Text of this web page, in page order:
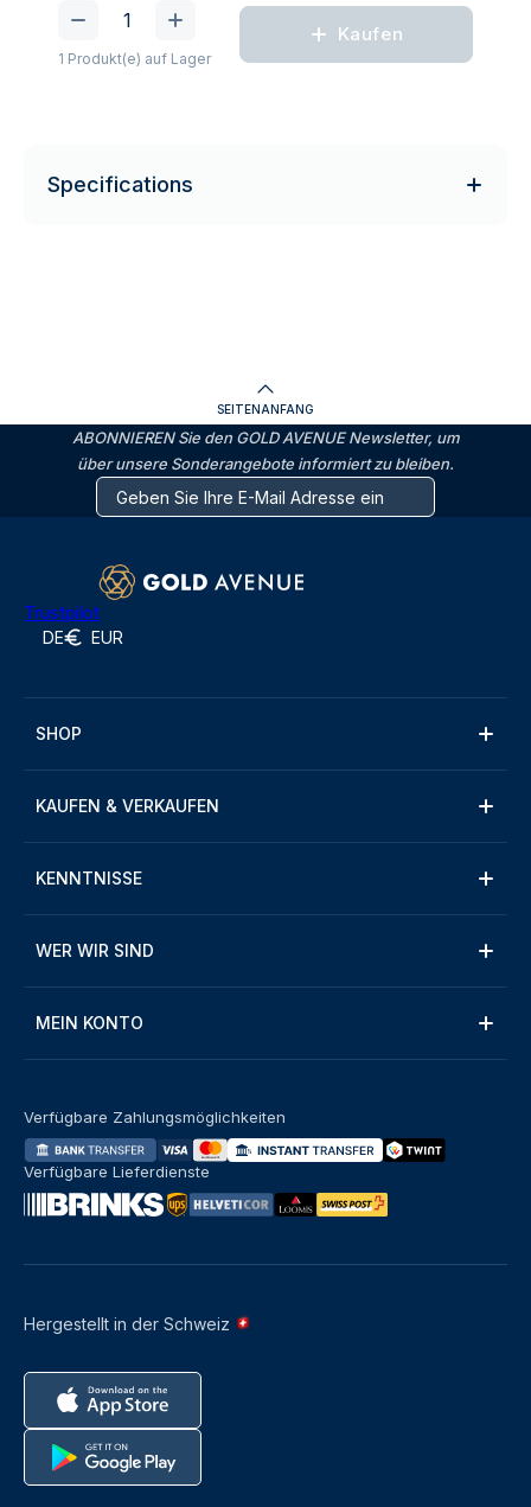
1 Produkt(e) auf Lager
Kaufen
Specifications
SEITENANFANG
ABONNIEREN Sie den GOLD AVENUE Newsletter, um
über unsere Sonderangebote informiert zu bleiben.
Trustpilot
DE EUR
SHOP
KAUFEN & VERKAUFEN
KENNTNISSE
WER WIR SIND
MEIN KONTO
Hergestellt in der Schweiz
Verfügbare Zahlungsmöglichkeiten
Verfügbare Lieferdienste